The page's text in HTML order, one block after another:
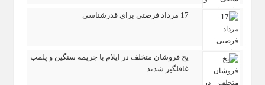
17 مرداد فرصتی برای قدرشناسی
یخ‌ فروشان متخلف در ایلام با جریمه سنگین و پلمب
غافلگیر شدند